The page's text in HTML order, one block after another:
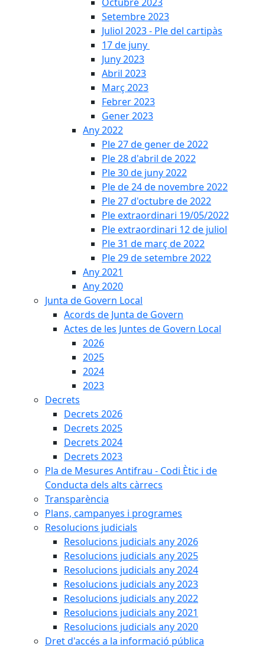
Setembre 2023
Juliol 2023 - Ple del cartipàs
17 de juny
Juny 2023
Abril 2023
Març 2023
Febrer 2023
Gener 2023
Any 2022
Ple 27 de gener de 2022
Ple 28 d'abril de 2022
Ple 30 de juny 2022
Ple de 24 de novembre 2022
Ple 27 d'octubre de 2022
Ple extraordinari 19/05/2022
Ple extraordinari 12 de juliol
Ple 31 de març de 2022
Ple 29 de setembre 2022
Any 2021
Any 2020
Junta de Govern Local
Acords de Junta de Govern
Actes de les Juntes de Govern Local
2026
2025
2024
2023
Decrets
Decrets 2026
Decrets 2025
Decrets 2024
Decrets 2023
Pla de Mesures Antifrau - Codi Ètic i de
Conducta dels alts càrrecs
Transparència
Plans, campanyes i programes
Resolucions judicials
Resolucions judicials any 2026
Resolucions judicials any 2025
Resolucions judicials any 2024
Resolucions judicials any 2023
Resolucions judicials any 2022
Resolucions judicials any 2021
Resolucions judicials any 2020
Dret d'accés a la informació pública